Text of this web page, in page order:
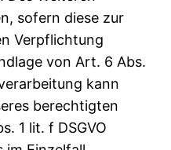
sofern diese zur
Verpflichtung
von Art. 6 Abs.
kann
berechtigten
1 lit. f DSGVO